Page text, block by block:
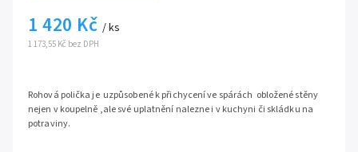
1 173,55 Kč bez DPH
1 420 Kč / ks
Rohová polička je uzpůsobené k přichycení ve spárách obložené stěny
nejen v koupelně ,ale své uplatnění nalezne i v kuchyni či skládku na
potraviny.